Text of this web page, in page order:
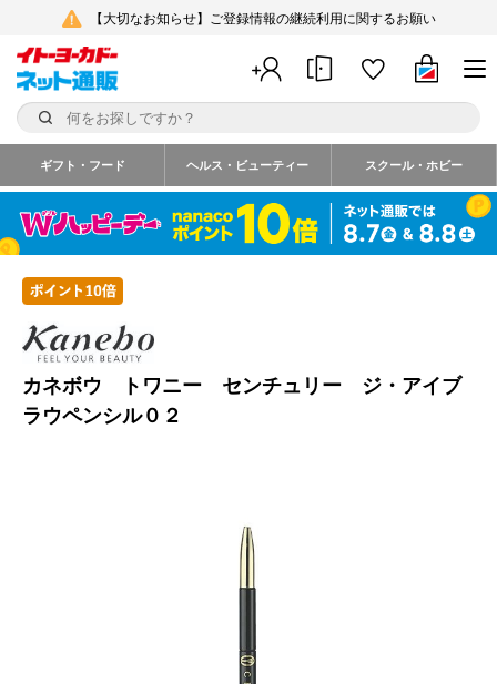
【大切なお知らせ】ご登録情報の継続利用に関するお願い
ギフト・フード ヘルス・ビューティー スクール・ホビー
カネボウ トワニー センチュリー ジ・アイブ
ラウペンシル０２